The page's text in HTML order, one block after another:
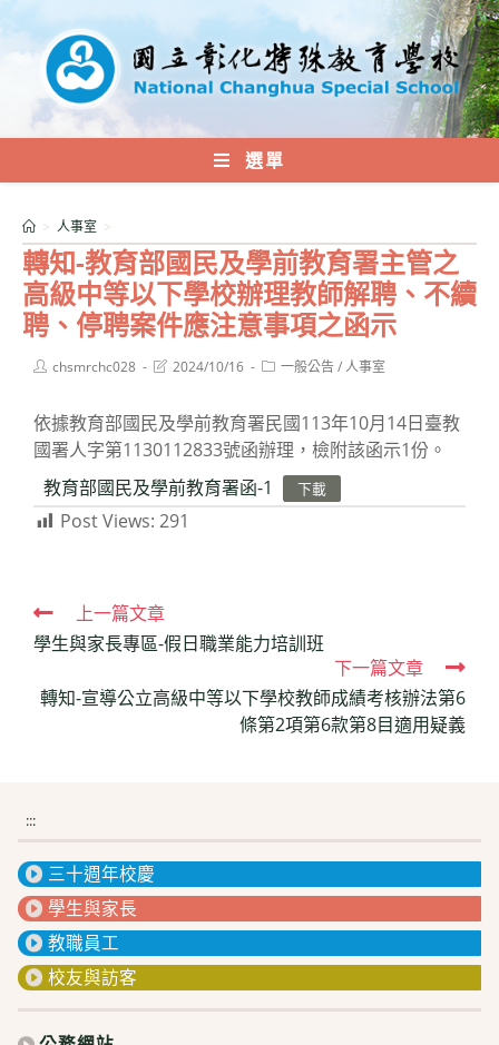
轉
內
選單
轉知-教育部國民及學前教育署主管之
高級中等以下學校辦理教師解聘、不續
聘、停聘案件應注意事項之函示
> 人事室 >
Postchsmrchc028
Post2024/10/16
Post一般公告/人事室
依據教育部國民及學前教育署民國113年10月14日臺教
國署人字第1130112833號函辦理，檢附該函示1份。
教育部國民及學前教育署函-1
下載
Post Views: 291
Read
more
articles
上一篇文章
學生與家長專區-假日職業能力培訓班
下一篇文章
轉知-宣導公立高級中等以下學校教師成績考核辦法第6
條第2項第6款第8目適用疑義
:::
三十週年校慶
學生與家長
教職員工
校友與訪客